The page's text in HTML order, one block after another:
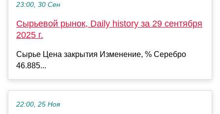
23:00, 30 Сен
Сырьевой рынок, Daily history за 29 сентября
2025 г.
Сырье Цена закрытия Изменение, % Серебро
46.885...
22:00, 25 Ноя